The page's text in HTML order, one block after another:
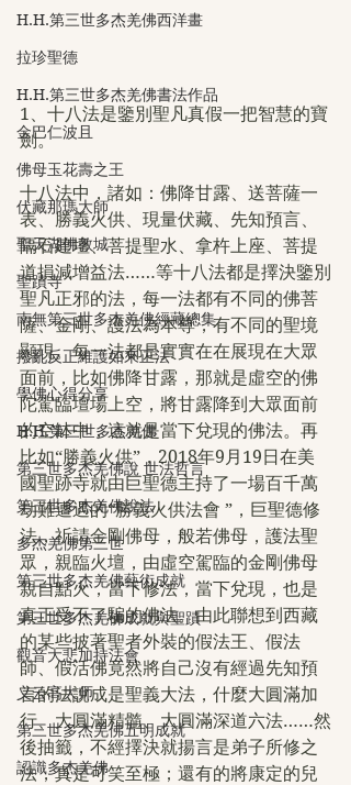
H.H.第三世多杰羌佛西洋畫
拉珍聖德
H.H.第三世多杰羌佛書法作品
金巴仁波且
佛母玉花壽之王
伏藏那瑪大師
聖天湖佛教城
聖蹟寺
南無第三世多杰羌佛經藏總集
撥亂反正維護如來正法
學佛心得分享
H.H.第三世多杰羌佛
第三世多杰羌佛說 世法哲言
第三世多杰羌佛說法
多杰羌佛第三世
第三世多杰羌佛藝術成就
第三世多杰羌佛成就與聖蹟
觀音大悲加持法會
义云高大师
第三世多杰羌佛五明成就
認識多杰羌佛
1、十八法是鑒別聖凡真假一把智慧的寶
劍。
十八法中，諸如：佛降甘露、送菩薩一
表、勝義火供、現量伏藏、先知預言、
隔石建壇、菩提聖水、拿杵上座、菩提
道損減增益法……等十八法都是擇決鑒別
聖凡正邪的法，每一法都有不同的佛菩
薩、金剛、護法為本尊，有不同的聖境
顯現。每一法都是實實在在展現在大眾
面前，比如佛降甘露，那就是虛空的佛
陀駕臨壇場上空，將甘露降到大眾面前
的空缽中，這就是當下兌現的佛法。再
比如“勝義火供”，2018年9月19日在美
國聖跡寺就由巨聖德主持了一場百千萬
劫難遭遇的“勝義火供法會 ”，巨聖德修
法，祈請金剛佛母，般若佛母，護法聖
眾，親臨火壇，由虛空駕臨的金剛佛母
親自點火，當下修法，當下兌現，也是
真正受不了騙的佛法。由此聯想到西藏
的某些披著聖者外裝的假法王、假法
師、假活佛竟然將自己沒有經過先知預
言的法說成是聖義大法，什麼大圓滿加
行、大圓滿精髓、大圓滿深道六法……然
後抽籤，不經擇決就揚言是弟子所修之
法，真是可笑至極；還有的將康定的兒